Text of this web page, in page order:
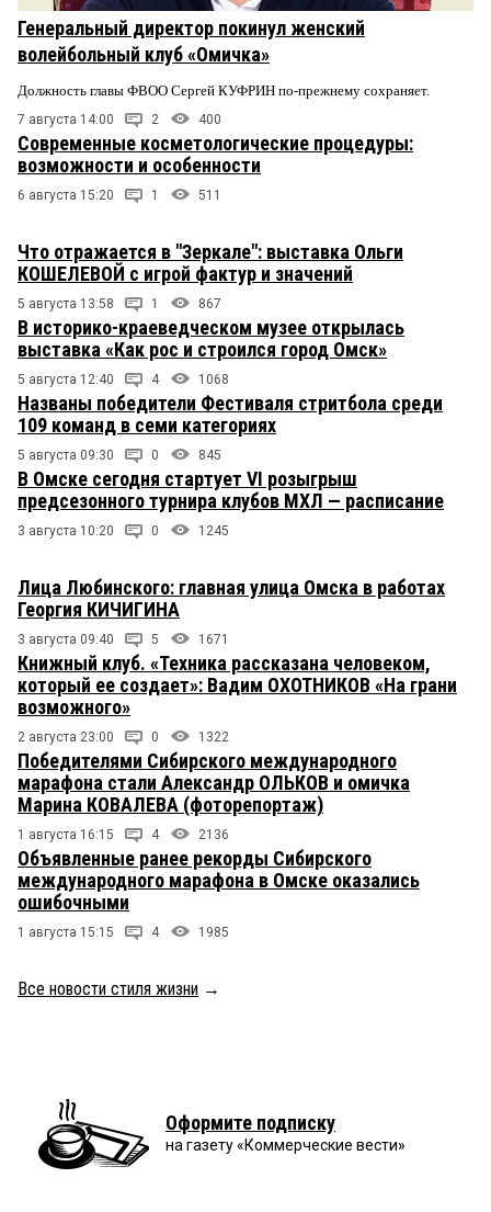
Генеральный директор покинул женский
волейбольный клуб «Омичка»
Должность главы ФВОО Сергей КУФРИН по-прежнему сохраняет.
7 августа 14:00 2 400
Современные косметологические процедуры:
возможности и особенности
6 августа 15:20 1 511
Что отражается в "Зеркале": выставка Ольги
КОШЕЛЕВОЙ с игрой фактур и значений
5 августа 13:58 1 867
В историко-краеведческом музее открылась
выставка «Как рос и строился город Омск»
5 августа 12:40 4 1068
Названы победители Фестиваля стритбола среди
109 команд в семи категориях
5 августа 09:30 0 845
В Омске сегодня стартует VI розыгрыш
предсезонного турнира клубов МХЛ — расписание
3 августа 10:20 0 1245
Лица Любинского: главная улица Омска в работах
Георгия КИЧИГИНА
3 августа 09:40 5 1671
Книжный клуб. «Техника рассказана человеком,
который ее создает»: Вадим ОХОТНИКОВ «На грани
возможного»
2 августа 23:00 0 1322
Победителями Сибирского международного
марафона стали Александр ОЛЬКОВ и омичка
Марина КОВАЛЕВА (фоторепортаж)
1 августа 16:15 4 2136
Объявленные ранее рекорды Сибирского
международного марафона в Омске оказались
ошибочными
1 августа 15:15 4 1985
Все новости стиля жизни →
Оформите подписку
на газету «Коммерческие вести»